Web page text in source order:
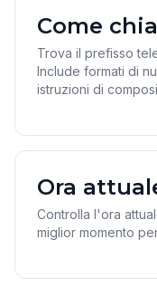
Come
Trova il prefisso
Include formati di
istruzioni di
Ora
Controlla l'ora
miglior momento